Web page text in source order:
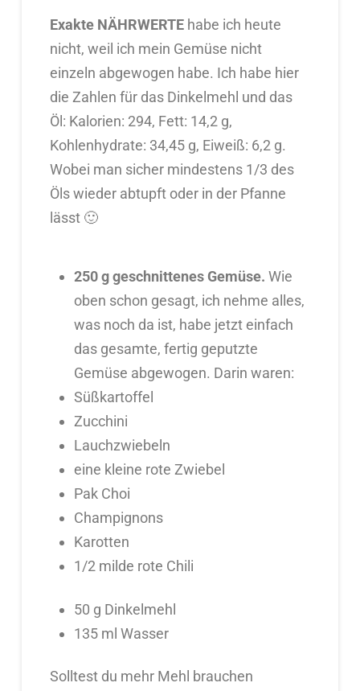
Exakte NÄHRWERTEhabe ich heute
nicht, weil ich mein Gemüse nicht
einzeln abgewogen habe. Ich habe hier
die Zahlen für das Dinkelmehl und das
Öl: Kalorien: 294, Fett: 14,2 g,
Kohlenhydrate: 34,45 g, Eiweiß: 6,2 g.
Wobei man sicher mindestens 1/3 des
Öls wieder abtupft oder in der Pfanne
lässt 🙂
250 g geschnittenes Gemüse. Wie
oben schon gesagt, ich nehme alles,
was noch da ist, habe jetzt einfach
das gesamte, fertig geputzte
Gemüse abgewogen. Darin waren:
Süßkartoffel
Zucchini
Lauchzwiebeln
eine kleine rote Zwiebel
Pak Choi
Champignons
Karotten
1/2 milde rote Chili
50 g Dinkelmehl
135 ml Wasser
Solltest du mehr Mehl brauchen